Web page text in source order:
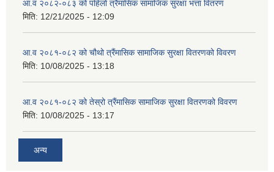
आ.व २०८२-०८३ को पहिलो त्रैमासिक सामाजिक सुरक्षा भत्ता वितरण
मिति: 12/21/2025 - 12:09
आ.व २०८१-०८२ को चौथो त्रैंमासिक सामाजिक सुरक्षा वितरणको विवरण
मिति: 10/08/2025 - 13:18
आ.व २०८१-०८२ को तेस्रो त्रैंमासिक सामाजिक सुरक्षा वितरणको विवरण
मिति: 10/08/2025 - 13:17
अन्य